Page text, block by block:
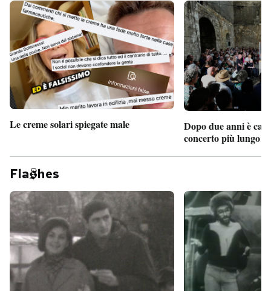
Le creme solari spiegate male
Dopo due anni è
concerto più lungo
Fla hes